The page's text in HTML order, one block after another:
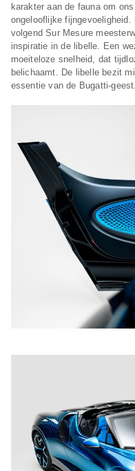
karakter aan de fauna om
ongelooflijke
volgend Sur Mesure
inspiratie in de libelle. Een
moeiteloze snelheid, dat
belichaamt. De libelle bezit
essentie van de Bugatti-geest.